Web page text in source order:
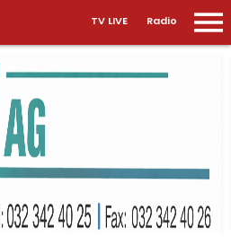
TV LIVE Radio